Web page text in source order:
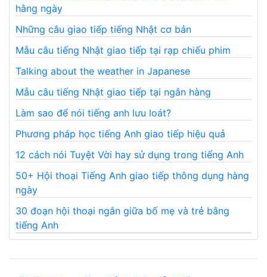
hằng ngày
Những câu giao tiếp tiếng Nhật cơ bản
Mẫu câu tiếng Nhật giao tiếp tại rạp chiếu phim
Talking about the weather in Japanese
Mẫu câu tiếng Nhật giao tiếp tại ngân hàng
Làm sao để nói tiếng anh lưu loát?
Phương pháp học tiếng Anh giao tiếp hiệu quả
12 cách nói Tuyệt Vời hay sử dụng trong tiếng Anh
50+ Hội thoại Tiếng Anh giao tiếp thông dụng hàng
ngày
30 đoạn hội thoại ngắn giữa bố mẹ và trẻ bằng
tiếng Anh